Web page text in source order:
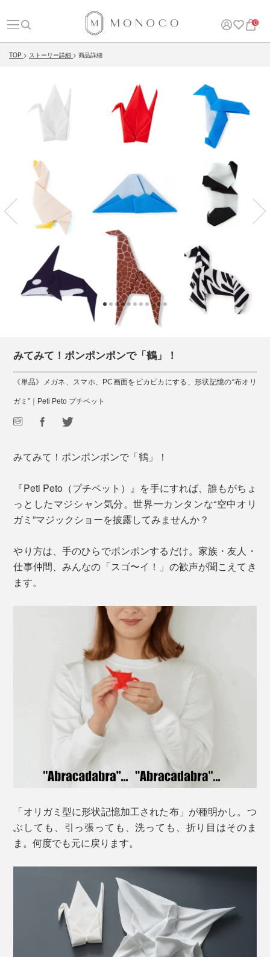
0
TOP ストーリー詳細 商品詳細
みてみて！ポンポンポンで「鶴」！
《単品》メガネ、スマホ、PC画面をピカピカにする、形状記憶の“布オリ
ガミ”｜Peti Peto プチペット
みてみて！ポンポンポンで「鶴」！
『Peti Peto（プチペット）』を手にすれば、誰もがちょ
っとしたマジシャン気分。世界一カンタンな“空中オリ
ガミ”マジックショーを披露してみませんか？
やり方は、手のひらでポンポンするだけ。家族・友人・
仕事仲間、みんなの「スゴ〜イ！」の歓声が聞こえてき
ます。
「オリガミ型に形状記憶加工された布」が種明かし。つ
ぶしても、引っ張っても、洗っても、折り目はそのま
ま。何度でも元に戻ります。